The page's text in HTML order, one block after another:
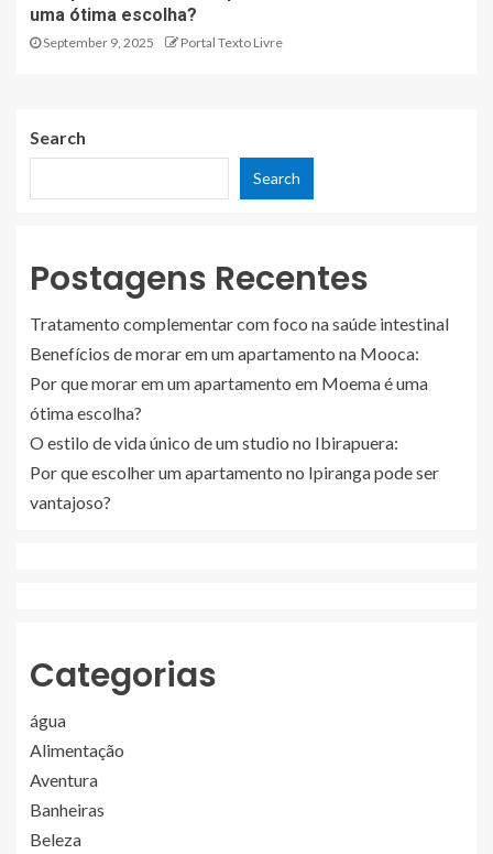
uma ótima escolha?
September 9, 2025 Portal Texto Livre
Search
Search
Postagens Recentes
Tratamento complementar com foco na saúde intestinal
Benefícios de morar em um apartamento na Mooca:
Por que morar em um apartamento em Moema é uma
ótima escolha?
O estilo de vida único de um studio no Ibirapuera:
Por que escolher um apartamento no Ipiranga pode ser
vantajoso?
Categorias
água
Alimentação
Aventura
Banheiras
Beleza